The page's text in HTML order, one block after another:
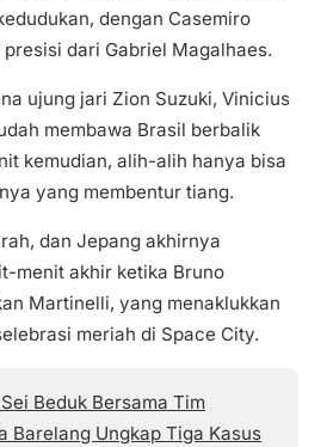
dengan Casemiro
dari Gabriel Magalhaes.
ujung jari Zion Suzuki, Vinicius
membawa Brasil berbalik
kemudian, alih-alih hanya bisa
yang membentur tiang.
dan Jepang akhirnya
menit akhir ketika Bruno
Martinelli, yang menaklukkan
meriah di Space City.
Beduk Bersama Tim
Barelang Ungkap Tiga Kasus